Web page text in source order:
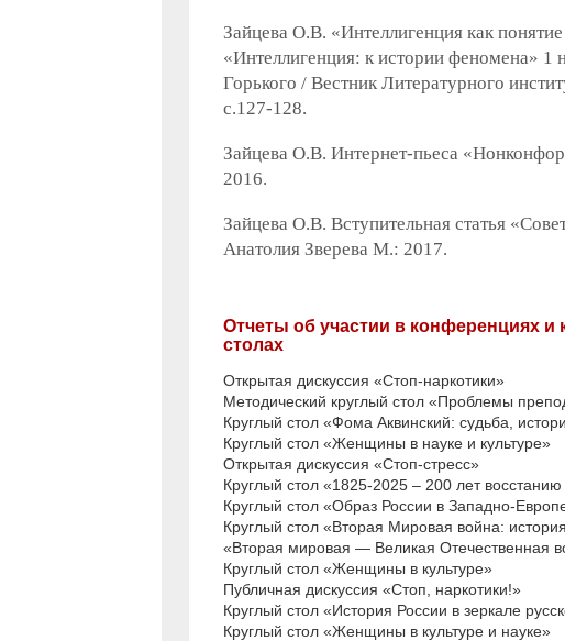
Зайцева О.В. «Интеллигенция как
«Интеллигенция: к истории феномена»
Горького / Вестник Литературного
с.127-128.
Зайцева О.В. Интернет-пьеса
2016.
Зайцева О.В. Вступительная статья
Анатолия Зверева М.: 2017.
Отчеты об участии в конференциях и
столах
Открытая дискуссия «Стоп-наркотики»
Методический круглый стол «Проблемы
Круглый стол «Фома Аквинский: судьба,
Круглый стол «Женщины в науке и культуре»
Открытая дискуссия «Стоп-стресс»
Круглый стол «1825-2025 – 200 лет
Круглый стол «Образ России в Западно-
Круглый стол «Вторая Мировая война:
«Вторая мировая — Великая Отечественная
Круглый стол «Женщины в культуре»
Публичная дискуссия «Стоп, наркотики!»
Круглый стол «История России в зеркале
Круглый стол «Женщины в культуре и науке»